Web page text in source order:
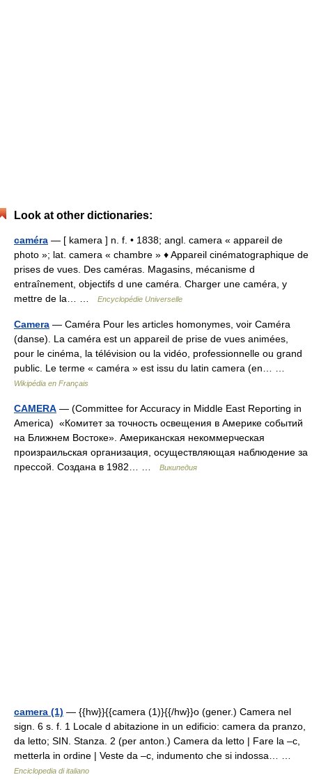
Look at other dictionaries:
caméra — [ kamera ] n. f. • 1838; angl. camera « appareil de
photo »; lat. camera « chambre » ♦ Appareil cinématographique de
prises de vues. Des caméras. Magasins, mécanisme d
entraînement, objectifs d une caméra. Charger une caméra, y
mettre de la… …
Encyclopédie Universelle
Camera — Caméra Pour les articles homonymes, voir Caméra
(danse). La caméra est un appareil de prise de vues animées,
pour le cinéma, la télévision ou la vidéo, professionnelle ou grand
public. Le terme « caméra » est issu du latin camera (en… …
Wikipédia en Français
CAMERA — (Committee for Accuracy in Middle East Reporting in
America) «Комитет за точность освещения в Америке событий
на Ближнем Востоке». Американская некоммерческая
произраильская организация, осуществляющая наблюдение за
прессой. Создана в 1982… …
Википедия
camera (1) — {{hw}}{{camera (1)}{{/hw}}o (gener.) Camera nel
sign. 6 s. f. 1 Locale d abitazione in un edificio: camera da pranzo,
da letto; SIN. Stanza. 2 (per anton.) Camera da letto | Fare la –c,
metterla in ordine | Veste da –c, indumento che si indossa… …
Enciclopedia di italiano